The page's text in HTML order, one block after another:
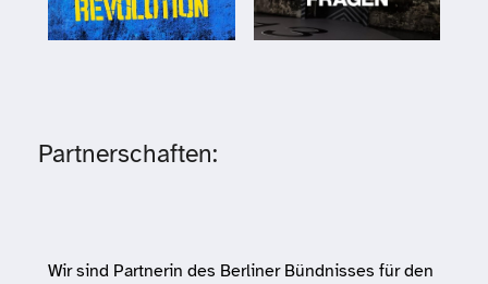
Partnerschaften:
Wir sind Partnerin des Berliner Bündnisses für den